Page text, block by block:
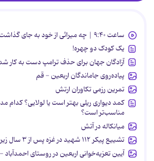
ساعت ۹:۴۰ | چه میراثی از خود به جای گذاشت؟
یک کودک دو چهره!
آزادگان جهان برای حذف ترامپ دست به کار
پیاده‌روی جاماندگان اربعین - قم
تمرین رزمی تکاوران ارتش
کمد دیواری ریلی بهتر است یا لولایی؟ کدام
مناسب‌تر است؟
میانکاله در آتش
تشییع پیکر ۱۱۲ شهید در غزه پس از ۳ سال زیر آوار ماندن
آیین تعزیه‌خوانی اربعین در روستای احمدآباد